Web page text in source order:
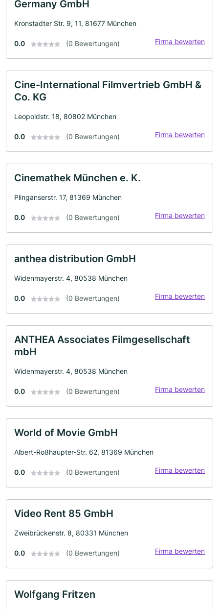
Germany GmbH
Kronstadter Str. 9, 11, 81677 München
0.0 (0 Bewertungen) Firma bewerten
Cine-International Filmvertrieb GmbH &
Co. KG
Leopoldstr. 18, 80802 München
0.0 (0 Bewertungen) Firma bewerten
Cinemathek München e. K.
Plinganserstr. 17, 81369 München
0.0 (0 Bewertungen) Firma bewerten
anthea distribution GmbH
Widenmayerstr. 4, 80538 München
0.0 (0 Bewertungen) Firma bewerten
ANTHEA Associates Filmgesellschaft
mbH
Widenmayerstr. 4, 80538 München
0.0 (0 Bewertungen) Firma bewerten
World of Movie GmbH
Albert-Roßhaupter-Str. 62, 81369 München
0.0 (0 Bewertungen) Firma bewerten
Video Rent 85 GmbH
Zweibrückenstr. 8, 80331 München
0.0 (0 Bewertungen) Firma bewerten
Wolfgang Fritzen